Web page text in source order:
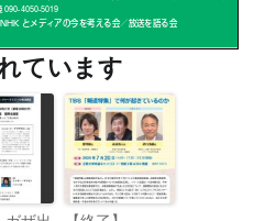
ています